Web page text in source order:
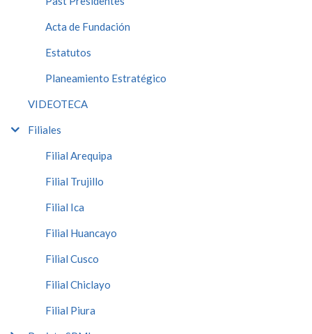
Acta de Fundación
Estatutos
Planeamiento Estratégico
VIDEOTECA
Filiales
Filial Arequipa
Filial Trujillo
Filial Ica
Filial Huancayo
Filial Cusco
Filial Chiclayo
Filial Piura